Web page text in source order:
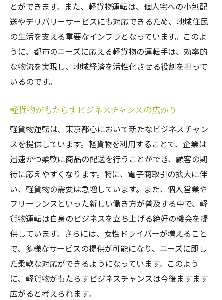
配送エリア別に考慮すべき交通規制
軽貨物運転における最短時間の都市間移動
法
東京都内の配送ルートの実際の事例
成功する軽貨物ドライバーが実践する東京都心
での効率的な仕事術
時間管理が鍵！効率的なスケジュールの組
業務効率を上げるための車両メンテナンス
の重要性
技術革新を活用した業務改善の実例
軽貨物ドライバーが持つべきコミュニケー
ション能力
顧客満足度向上のためのサービス提供方法
健康管理で高パフォーマンスを維持する秘
訣
軽貨物運転を東京都心で始める際に知っておく
べき重要ポイント
とができます。また、軽貨物運転は、個人宅への小包配
送やデリバリーサービスにも対応できるため、地域住民
の生活を支える重要なインフラとなっています。このよ
うに、都市のニーズに応える軽貨物の運転手は、効率的
な物流を実現し、地域経済を活性化させる役割を担って
いるのです。
軽貨物がもたらすビジネスチャンスの広がり
軽貨物運転は、東京都心において新たなビジネスチャン
スを提供しています。軽貨物を利用することで、企業は
迅速かつ柔軟に商品の配送を行うことができ、顧客の期
待に応えやすくなります。特に、電子商取引の拡大に伴
い、軽貨物の需要は急増しています。また、個人営業や
フリーランスといった新しい働き方が普及する中で、軽
貨物運転は自身のビジネスを立ち上げる絶好の機会を提
供しています。さらには、女性ドライバーが増えること
で、多様なサービスの提供が可能になり、ニーズに即し
た柔軟な対応ができるようになっています。このよう
に、軽貨物がもたらすビジネスチャンスは今後ますます
広がると考えられます。